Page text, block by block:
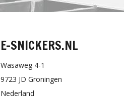
E-SNICKERS.NL
Wasaweg 4-1
9723 JD Groningen
Nederland